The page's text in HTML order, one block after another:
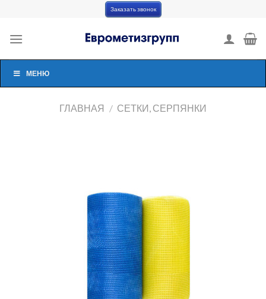
content
Заказать звонок
МЕНЮ
ГЛАВНАЯ / СЕТКИ, СЕРПЯНКИ